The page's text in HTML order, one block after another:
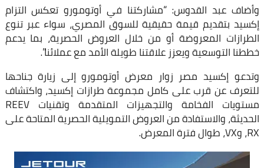
وأضاف عبد القدوس: “مشاركتنا في أوتومورو تعكس التزام
إكسيد بتقديم قيمة حقيقية للسوق المصري، سواء عبر تنوع
الطرازات المعروضة أو من خلال العروض الحصرية، بما يدعم
خططنا التوسعية ويعزز علاقتنا طويلة الأمد مع عملائنا”.
وتدعو إكسيد مصر زوار معرض أوتومورو إلى زيارة جناحها
للتعرف عن قرب على كامل مجموعة طرازات إكسيد، واكتشاف
مستويات الفخامة والتجهيزات المتقدمة وتقنيات REEV
الحديثة، والاستفادة من العروض التمويلية الحصرية المتاحة على
RX، وVX، طوال فترة المعرض.